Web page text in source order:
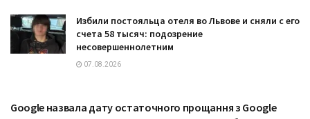
Избили постояльца отеля во Львове и сняли с его
счета 58 тысяч: подозрение
несовершеннолетним
07.08.2026
ТЕХНОЛОГІЇ
Google назвала дату остаточного прощання з Google